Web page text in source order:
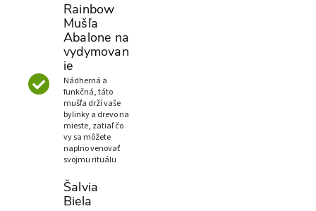
Rainbow
Mušľa
Abalone na
vydymovan
ie
Nádherná a
funkčná, táto
mušľa drží vaše
bylinky a drevo na
mieste, zatiaľ čo
vy sa môžete
naplno venovať
svojmu rituálu
Šalvia
Biela